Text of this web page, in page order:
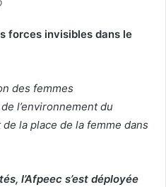
forces invisibles dans le
des femmes
l’environnement du
la place de la femme dans
l’Afpeec s’est déployée